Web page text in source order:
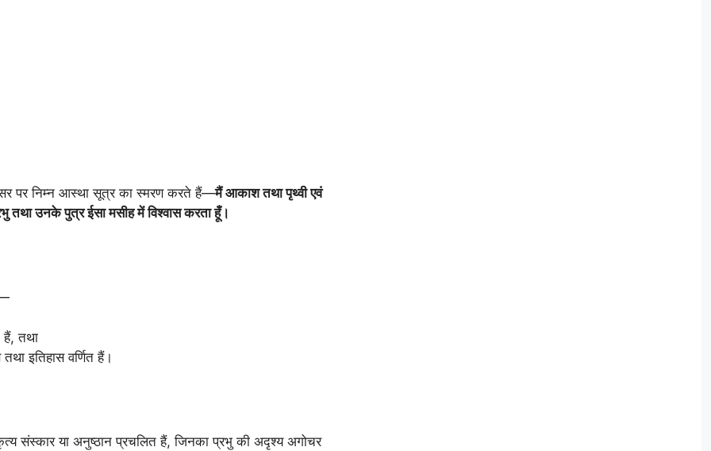
पर निम्न आस्था सूत्र का स्मरण करते हैं—मैं आकाश तथा पृथ्वी एवं
उनके पुत्र ईसा मसीह में विश्वास करता हूँ।
हैं, तथा
इतिहास वर्णित हैं।
संस्कार या अनुष्ठान प्रचलित हैं, जिनका प्रभु की अदृश्य अगोचर